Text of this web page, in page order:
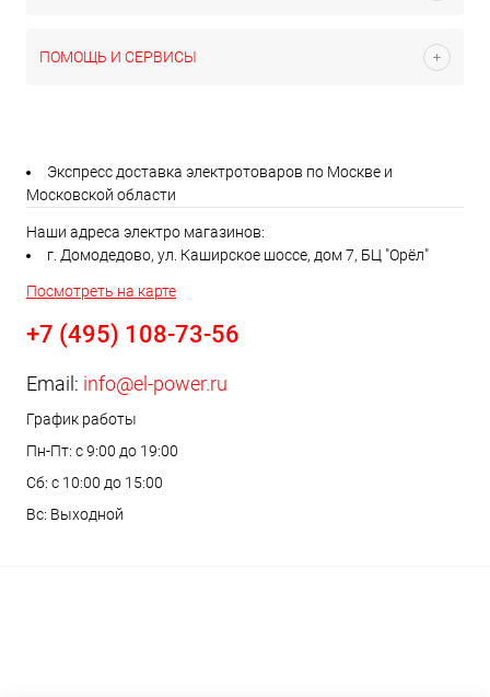
ПОМОЩЬ И СЕРВИСЫ
Экспресс доставка электротоваров по Москве и
Московской области
Наши адреса электро магазинов:
г. Домодедово, ул. Каширское шоссе, дом 7, БЦ "Орёл"
Посмотреть на карте
+7 (495) 108-73-56
Email: info@el-power.ru
График работы
Пн-Пт: с 9:00 до 19:00
Сб: с 10:00 до 15:00
Вс: Выходной